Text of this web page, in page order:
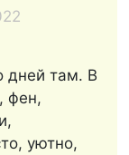
дней там. В
фен,
уютно,